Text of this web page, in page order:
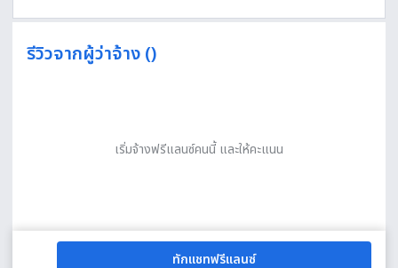
รีวิวจากผู้ว่าจ้าง ()
เริ่มจ้างฟรีแลนซ์คนนี้ และให้คะแนน
ทักแชทฟรีแลนซ์